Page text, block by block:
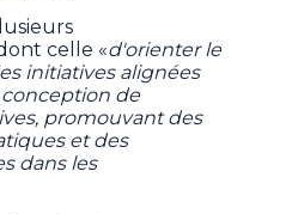
celle «d'orienter le
initiatives alignées
de
promouvant des
et des
dans les